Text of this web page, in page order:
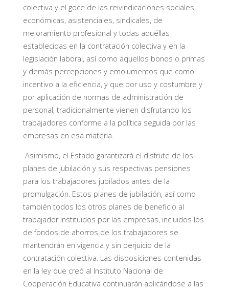
colectiva y el goce de las reivindicaciones sociales,
económicas, asistenciales, sindicales, de
mejoramiento profesional y todas aquéllas
establecidas en la contratación colectiva y en la
legislación laboral, así como aquellos bonos o primas
y demás percepciones y emolumentos que como
incentivo a la eficiencia, y que por uso y costumbre y
por aplicación de normas de administración de
personal, tradicionalmente vienen disfrutando los
trabajadores conforme a la política seguida por las
empresas en esa materia.
Asimismo, el Estado garantizará el disfrute de los
planes de jubilación y sus respectivas pensiones
para los trabajadores jubilados antes de la
promulgación. Estos planes de jubilación, así como
también todos los otros planes de beneficio al
trabajador instituidos por las empresas, incluidos los
de fondos de ahorros de los trabajadores se
mantendrán en vigencia y sin perjuicio de la
contratación colectiva. Las disposiciones contenidas
en la ley que creó al Instituto Nacional de
Cooperación Educativa continuarán aplicándose a las